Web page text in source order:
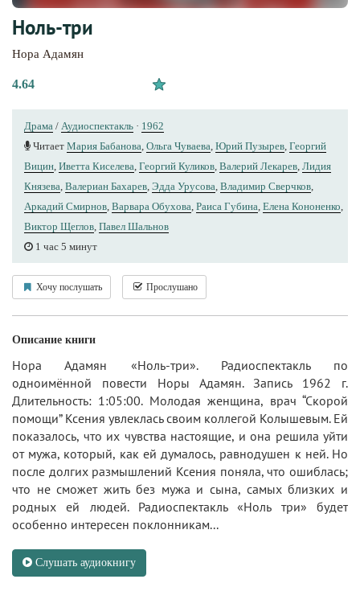
Ноль-три
Нора Адамян
4.64
Драма / Аудиоспектакль · 1962
Читает Мария Бабанова Ольга Чуваева Юрий Пузырев Георгий
Вицин Иветта Киселева Георгий Куликов Валерий Лекарев Лидия
Князева Валериан Бахарев Эдда Урусова Владимир Сверчков
Аркадий Смирнов Варвара Обухова Раиса Губина Елена Кононенко
Виктор Щеглов Павел Шальнов
1 час 5 минут
Хочу послушать Прослушано
Описание книги
Нора Адамян «Ноль-три». Радиоспектакль по
одноимённой повести Норы Адамян. Запись 1962 г.
Длительность: 1:05:00. Молодая женщина, врач “Скорой
помощи” Ксения увлеклась своим коллегой Колышевым. Ей
показалось, что их чувства настоящие, и она решила уйти
от мужа, который, как ей думалось, равнодушен к ней. Но
после долгих размышлений Ксения поняла, что ошиблась;
что не сможет жить без мужа и сына, самых близких и
родных ей людей. Радиоспектакль «Ноль три» будет
особенно интересен поклонникам...
Слушать аудиокнигу